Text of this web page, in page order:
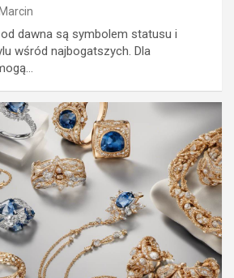
Marcin
dawna są symbolem statusu i
wśród najbogatszych. Dla